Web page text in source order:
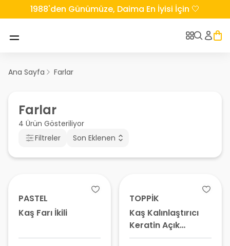
1988'den Günümüze, Daima En İyisi İçin 🤍
Ana Sayfa Farlar
Farlar
4 Ürün Gösteriliyor
Filtreler
Son Eklenen
PASTEL
Kaş Farı İkili
TOPPİK
Kaş Kalınlaştırıcı
Keratin Açık
Kahverengi 3.4 gr